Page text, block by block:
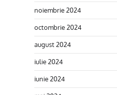
noiembrie 2024
octombrie 2024
august 2024
iulie 2024
iunie 2024